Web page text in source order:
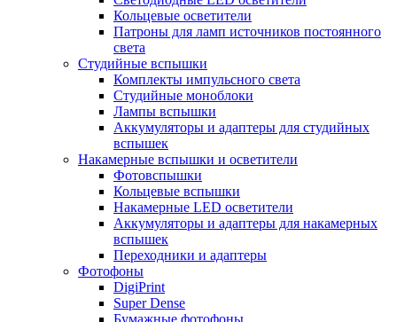
Кольцевые осветители
Патроны для ламп источников постоянного
света
Студийные вспышки
Комплекты импульсного света
Студийные моноблоки
Лампы вспышки
Аккумуляторы и адаптеры для студийных
вспышек
Накамерные вспышки и осветители
Фотовспышки
Кольцевые вспышки
Накамерные LED осветители
Аккумуляторы и адаптеры для накамерных
вспышек
Переходники и адаптеры
Фотофоны
DigiPrint
Super Dense
Бумажные фотофоны